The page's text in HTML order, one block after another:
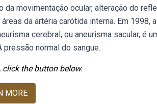
movimentação ocular, alteração do
da artéria carótida interna. Em 1998,
cerebral, ou aneurisma sacular, é
pressão normal do sangue.
the button below.
MORE